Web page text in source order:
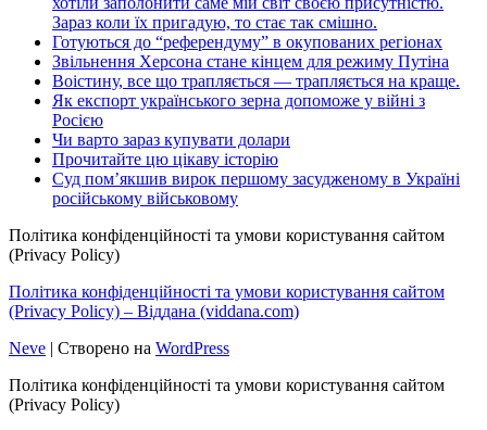
Зараз коли їх пригадую, то стає так смішно.
Готуються до “референдуму” в окупованих регіонах
Звільнення Херсона стане кінцем для режиму Путіна
Воістину, все що трапляється — трапляється на краще.
Як експорт українського зерна допоможе у війні з
Росією
Чи варто зараз купувати долари
Прочитайте цю цікаву історію
Суд пом’якшив вирок першому засудженому в Україні
російському військовому
Політика конфіденційності та умови користування сайтом
(Privacy Policy)
Політика конфіденційності та умови користування сайтом
(Privacy Policy) – Віддана (viddana.com)
Neve | Створено на WordPress
Політика конфіденційності та умови користування сайтом
(Privacy Policy)